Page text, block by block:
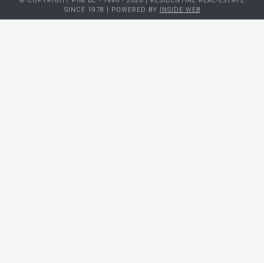
SINCE 1978 | POWERED BY INSIDE WEB